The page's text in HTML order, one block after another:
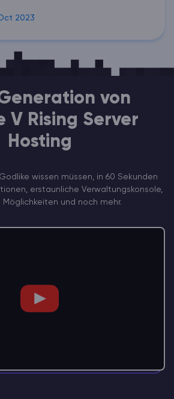
2023
von
V Rising Server
Hosting
wissen müssen, in 60 Sekunden
erstaunliche Verwaltungskonsole,
Möglichkeiten und noch mehr.